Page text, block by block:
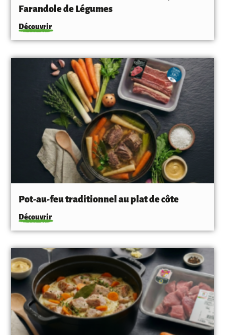
Farandole de Légumes
Découvrir
Pot-au-feu traditionnel au plat de côte
Découvrir